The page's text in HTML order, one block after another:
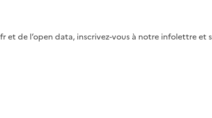
et de l’open data, inscrivez-vous à notre infolettre et